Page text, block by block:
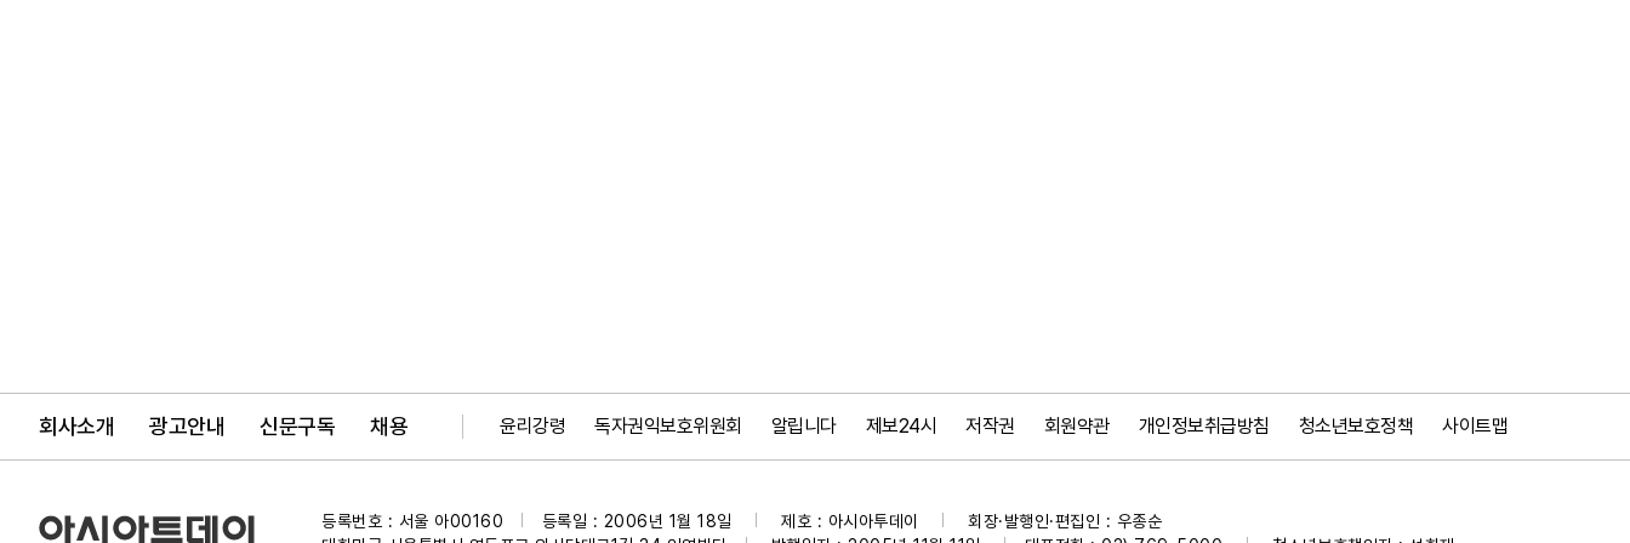
회사소개 광고안내 신문구독 채용 윤리강령 독자권익보호위원회 알립니다 제보24시 저작권 회원약관 개인정보취급방침 청소년보호정책 사이트맵
등록번호 : 서울 아00160 등록일 : 2006년 1월 18일 제호 : 아시아투데이
회장·발행인·편집인 : 우종순